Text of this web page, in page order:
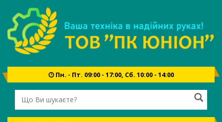
Пн. - Пт. 09:00 - 17:00, Сб. 10:00 - 14:00